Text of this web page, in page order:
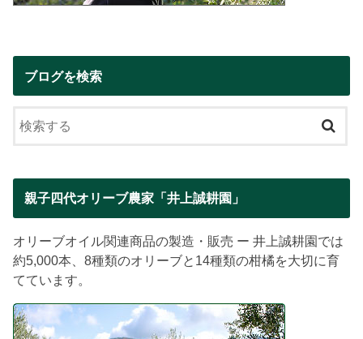
ブログを検索
親子四代オリーブ農家「井上誠耕園」
オリーブオイル関連商品の製造・販売 ー 井上誠耕園では
約5,000本、8種類のオリーブと14種類の柑橘を大切に育
てています。